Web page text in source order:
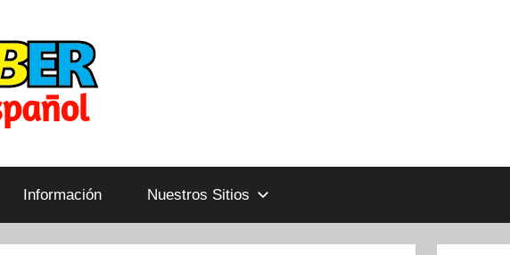
Información Nuestros Sitios